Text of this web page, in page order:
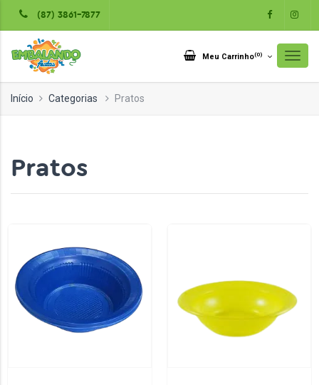
(87) 3861-7877
Meu Carrinho(0)
Início Categorias Pratos
Pratos